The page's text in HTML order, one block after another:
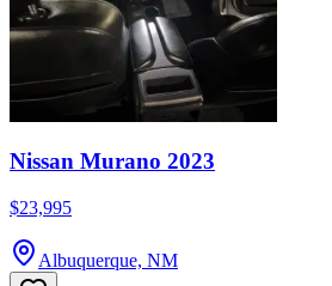
Nissan Murano 2023
$23,995
Albuquerque, NM